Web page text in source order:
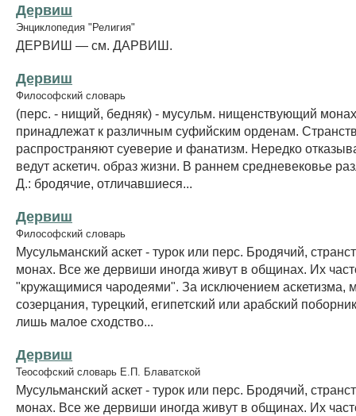
Дервиш
Энциклопедия "Религия"
ДЕРВИШ — см. ДАРВИШ.
Дервиш
Философский словарь
(перс. - нищий, бедняк) - мусульм. нищенствующий
принадлежат к различным суфийским орденам.
распространяют суеверие и фанатизм. Нередко
ведут аскетич. образ жизни. В раннем средневековье
Д.: бродячие, отличавшиеся...
Дервиш
Философский словарь
Мусульманский аскет - турок или перс. Бродячий,
монах. Все же дервиши иногда живут в общинах. Их
"кружащимися чародеями". За исключением аскетизма,
созерцания, турецкий, египетский или арабский
лишь малое сходство...
Дервиш
Теософский словарь Е.П. Блаватской
Мусульманский аскет - турок или перс. Бродячий,
монах. Все же дервиши иногда живут в общинах. Их